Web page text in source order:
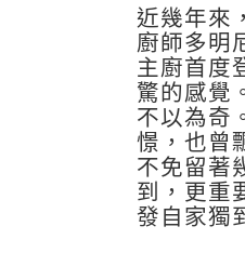
近幾年來
廚師多明
主廚首度
驚的感覺
不以為奇
憬，也曾
不免留著
到，更重
發自家獨